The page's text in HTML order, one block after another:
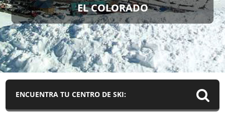
EL COLORADO
ENCUENTRA TU CENTRO DE SKI: